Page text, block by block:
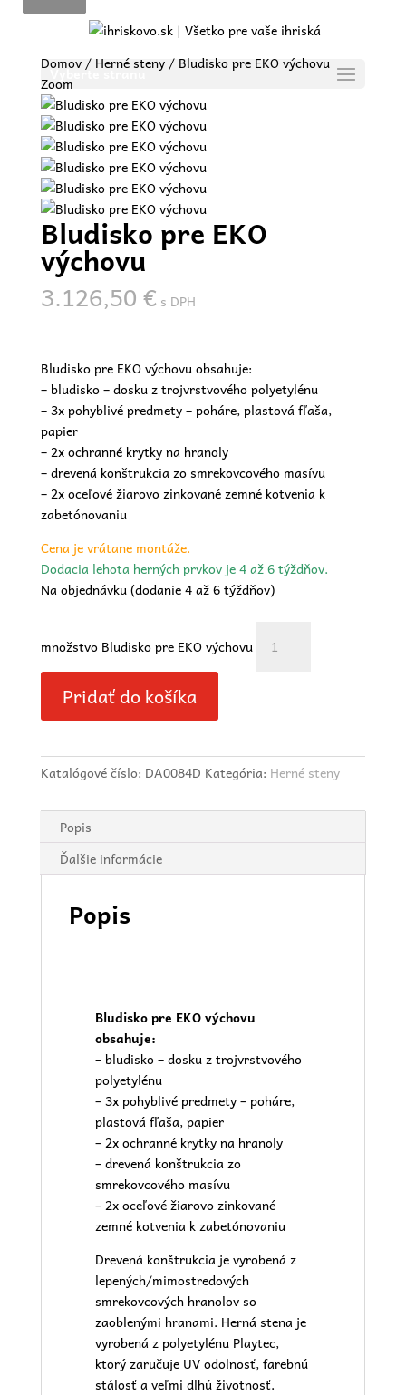
Vyberte stranu
Domov/ Herné steny/ Bludisko pre EKO výchovu
Zoom
Bludisko pre EKO
výchovu
3.126,50€ s DPH
Bludisko pre EKO výchovu obsahuje:
– bludisko – dosku z trojvrstvového polyetylénu
– 3x pohyblivé predmety – poháre, plastová fľaša,
papier
– 2x ochranné krytky na hranoly
– drevená konštrukcia zo smrekovcového masívu
– 2x oceľové žiarovo zinkované zemné kotvenia k
zabetónovaniu
Cena je vrátane montáže.
Dodacia lehota herných prvkov je 4 až 6 týždňov.
Na objednávku (dodanie 4 až 6 týždňov)
množstvo Bludisko pre EKO výchovu
Pridať do košíka
Katalógové číslo: DA0084D Kategória: Herné steny
Popis
Ďalšie informácie
Popis
Bludisko pre EKO výchovu
obsahuje:
– bludisko – dosku z trojvrstvového
polyetylénu
– 3x pohyblivé predmety – poháre,
plastová fľaša, papier
– 2x ochranné krytky na hranoly
– drevená konštrukcia zo
smrekovcového masívu
– 2x oceľové žiarovo zinkované
zemné kotvenia k zabetónovaniu
Drevená konštrukcia je vyrobená z
lepených/mimostredových
smrekovcových hranolov so
zaoblenými hranami. Herná stena je
vyrobená z polyetylénu Playtec,
ktorý zaručuje UV odolnosť, farebnú
stálosť a veľmi dlhú životnosť.